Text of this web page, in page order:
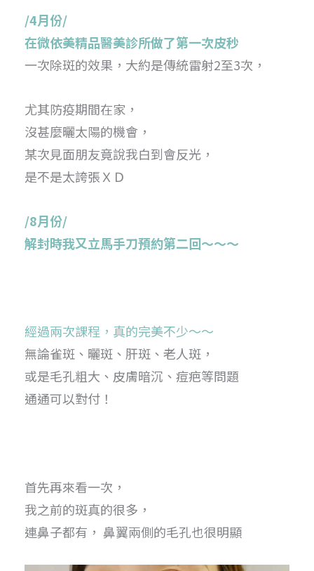
/4月份/
在微依美精品醫美診所做了第一次皮秒
一次除斑的效果，大約是傳統雷射2至3次，
尤其防疫期間在家，
沒甚麼曬太陽的機會，
某次見面朋友竟說我白到會反光，
是不是太誇張ＸＤ
/8月份/
解封時我又立馬手刀預約第二回～～～
經過兩次課程 ，真的完美不少～～
無論雀斑、曬斑、肝斑、老人斑，
或是毛孔粗大、皮膚暗沉、痘疤等問題
通通可以對付！
首先再來看一次，
我之前的斑真的很多，
連鼻子都有， 鼻翼兩側的毛孔也很明顯